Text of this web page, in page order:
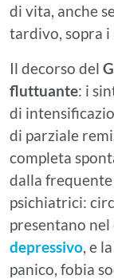
di vita, anche
tardivo, sopra i
Il decorso del
fluttuante: i
di
di parziale
completa
dalla frequente
psichiatrici:
presentano
depressivo, e
panico, fobia